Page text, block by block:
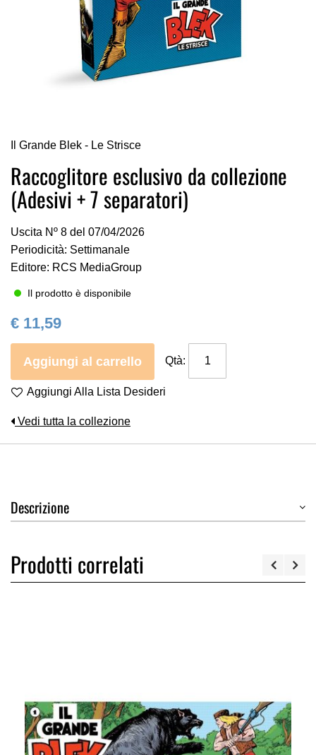
all'inizio
della
galleria
di
immagini
Il Grande Blek - Le Strisce
Raccoglitore esclusivo da collezione
(Adesivi + 7 separatori)
Uscita Nº 8 del 07/04/2026
Periodicità: Settimanale
Editore: RCS MediaGroup
Il prodotto è disponibile
€ 11,59
Aggiungi al carrello Qtà:
Aggiungi Alla Lista Desideri
Vedi tutta la collezione
Descrizione
Prodotti correlati